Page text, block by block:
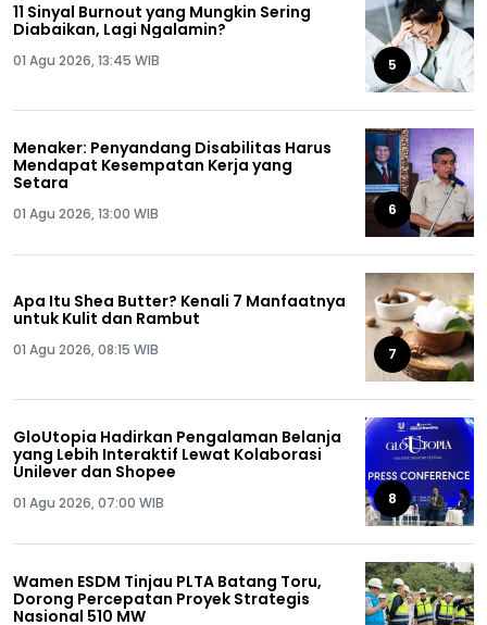
11 Sinyal Burnout yang Mungkin Sering
Diabaikan, Lagi Ngalamin?
01 Agu 2026, 13:45 WIB 5
Menaker: Penyandang Disabilitas Harus
Mendapat Kesempatan Kerja yang
Setara
01 Agu 2026, 13:00 WIB 6
Apa Itu Shea Butter? Kenali 7 Manfaatnya
untuk Kulit dan Rambut
01 Agu 2026, 08:15 WIB 7
GloUtopia Hadirkan Pengalaman Belanja
yang Lebih Interaktif Lewat Kolaborasi
Unilever dan Shopee
01 Agu 2026, 07:00 WIB 8
Wamen ESDM Tinjau PLTA Batang Toru,
Dorong Percepatan Proyek Strategis
Nasional 510 MW